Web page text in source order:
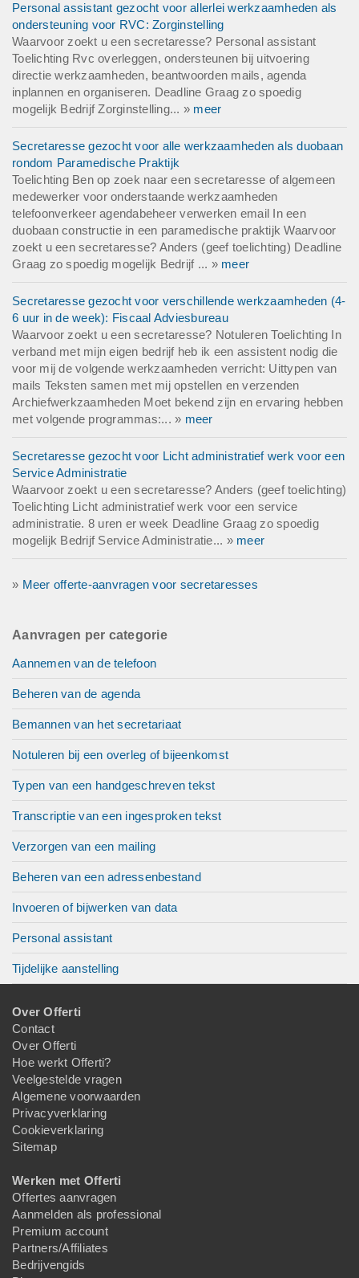
Personal assistant gezocht voor allerlei werkzaamheden als
ondersteuning voor RVC: Zorginstelling
Waarvoor zoekt u een secretaresse? Personal assistant
Toelichting Rvc overleggen, ondersteunen bij uitvoering
directie werkzaamheden, beantwoorden mails, agenda
inplannen en organiseren. Deadline Graag zo spoedig
mogelijk Bedrijf Zorginstelling... » meer
Secretaresse gezocht voor alle werkzaamheden als duobaan
rondom Paramedische Praktijk
Toelichting Ben op zoek naar een secretaresse of algemeen
medewerker voor onderstaande werkzaamheden
telefoonverkeer agendabeheer verwerken email In een
duobaan constructie in een paramedische praktijk Waarvoor
zoekt u een secretaresse? Anders (geef toelichting) Deadline
Graag zo spoedig mogelijk Bedrijf ... » meer
Secretaresse gezocht voor verschillende werkzaamheden (4-
6 uur in de week): Fiscaal Adviesbureau
Waarvoor zoekt u een secretaresse? Notuleren Toelichting In
verband met mijn eigen bedrijf heb ik een assistent nodig die
voor mij de volgende werkzaamheden verricht: Uittypen van
mails Teksten samen met mij opstellen en verzenden
Archiefwerkzaamheden Moet bekend zijn en ervaring hebben
met volgende programmas:... » meer
Secretaresse gezocht voor Licht administratief werk voor een
Service Administratie
Waarvoor zoekt u een secretaresse? Anders (geef toelichting)
Toelichting Licht administratief werk voor een service
administratie. 8 uren er week Deadline Graag zo spoedig
mogelijk Bedrijf Service Administratie... » meer
» Meer offerte-aanvragen voor secretaresses
Aanvragen per categorie
Aannemen van de telefoon
Beheren van de agenda
Bemannen van het secretariaat
Notuleren bij een overleg of bijeenkomst
Typen van een handgeschreven tekst
Transcriptie van een ingesproken tekst
Verzorgen van een mailing
Beheren van een adressenbestand
Invoeren of bijwerken van data
Personal assistant
Tijdelijke aanstelling
Over Offerti
Contact
Over Offerti
Hoe werkt Offerti?
Veelgestelde vragen
Algemene voorwaarden
Privacyverklaring
Cookieverklaring
Sitemap
Werken met Offerti
Offertes aanvragen
Aanmelden als professional
Premium account
Partners/Affiliates
Bedrijvengids